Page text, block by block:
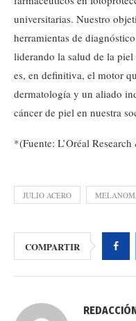
universitarias. Nuestro
herramientas de
liderando la salud de la
es, en definitiva, el motor
dermatología y un aliado
cáncer de piel en nuestra
*(Fuente: L’Oréal
JULIO ACERO
COMPARTIR